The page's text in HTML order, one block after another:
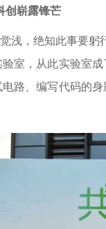
创崭露锋芒
浅，绝知此事要躬
验室，从此实验室
路、编写代码的